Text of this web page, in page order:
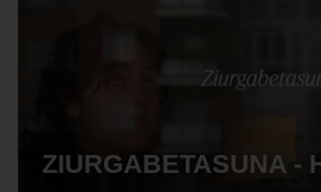
ZIURGABETASUNA -